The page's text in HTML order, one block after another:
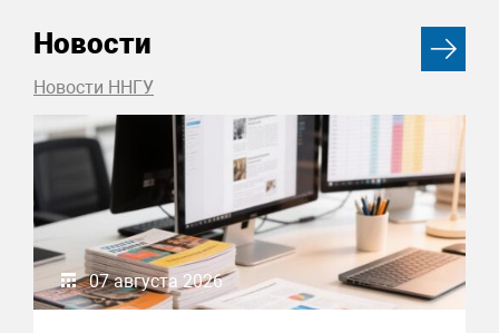
Новости
Новости ННГУ
07 августа 2026